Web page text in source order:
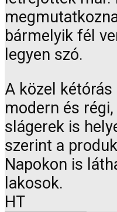
bármelyik fél
legyen szó.
A közel
modern és
slágerek is
szerint a
Napokon is
lakosok.
HT